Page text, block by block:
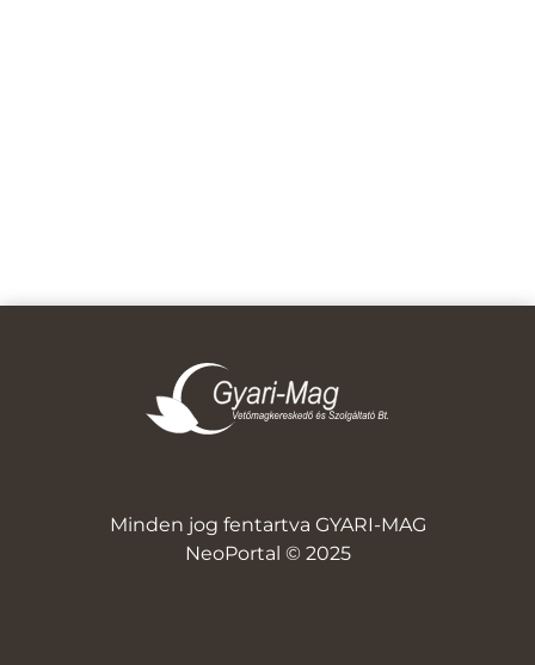
Minden jog fentartva GYARI-MAG
NeoPortal © 2025